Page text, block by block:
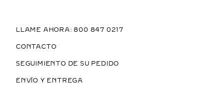
LLAME AHORA: 800 847 0217
CONTACTO
SEGUIMIENTO DE SU PEDIDO
ENVÍO Y ENTREGA